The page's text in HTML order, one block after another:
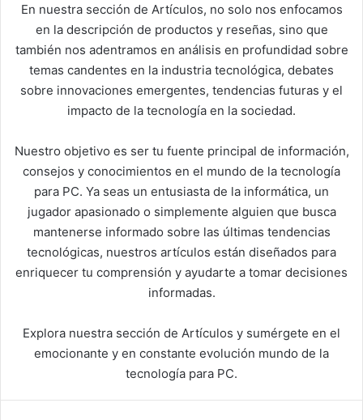
En nuestra sección de Artículos, no solo nos enfocamos
en la descripción de productos y reseñas, sino que
también nos adentramos en análisis en profundidad sobre
temas candentes en la industria tecnológica, debates
sobre innovaciones emergentes, tendencias futuras y el
impacto de la tecnología en la sociedad.
Nuestro objetivo es ser tu fuente principal de información,
consejos y conocimientos en el mundo de la tecnología
para PC. Ya seas un entusiasta de la informática, un
jugador apasionado o simplemente alguien que busca
mantenerse informado sobre las últimas tendencias
tecnológicas, nuestros artículos están diseñados para
enriquecer tu comprensión y ayudarte a tomar decisiones
informadas.
Explora nuestra sección de Artículos y sumérgete en el
emocionante y en constante evolución mundo de la
tecnología para PC.